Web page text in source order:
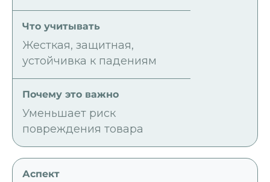
Жесткая, защитная,
устойчивка к падениям
Уменьшает риск
повреждения товара